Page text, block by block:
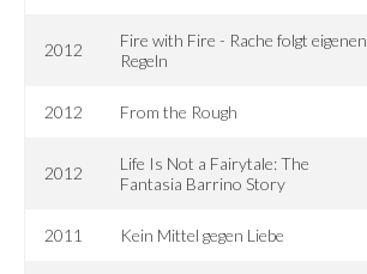
2012
Fire with Fire - Rache folgt eigenen
Regeln
2012 From the Rough
2012
Life Is Not a Fairytale: The
Fantasia Barrino Story
2011 Kein Mittel gegen Liebe